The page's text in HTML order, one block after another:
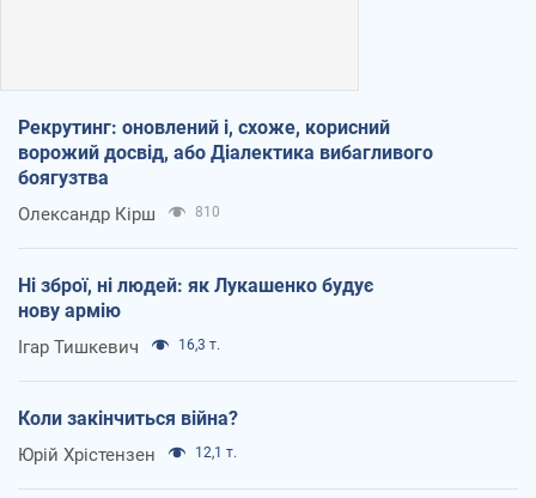
Рекрутинг: оновлений і, схоже, корисний
ворожий досвід, або Діалектика вибагливого
боягузтва
Олександр Кірш 810
Ні зброї, ні людей: як Лукашенко будує
нову армію
Ігар Тишкевич 16,3 т.
Коли закінчиться війна?
Юрій Хрістензен 12,1 т.